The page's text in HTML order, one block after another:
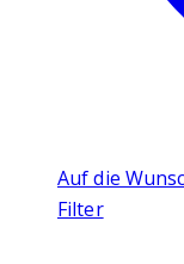
Auf die
Filter